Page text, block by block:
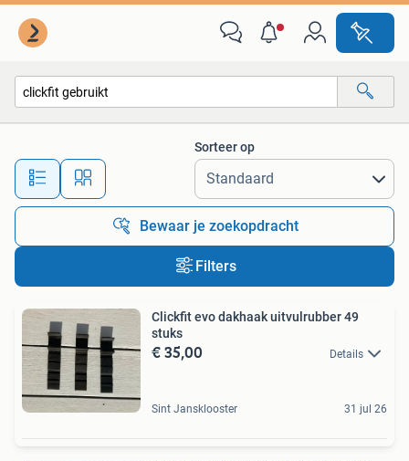
Alle afstanden…
Sorteer op
Bewaar je zoekopdracht
Filters
Clickfit evo dakhaak uitvulrubber 49
stuks
€ 35,00 Details
Sint Jansklooster 31 jul 26